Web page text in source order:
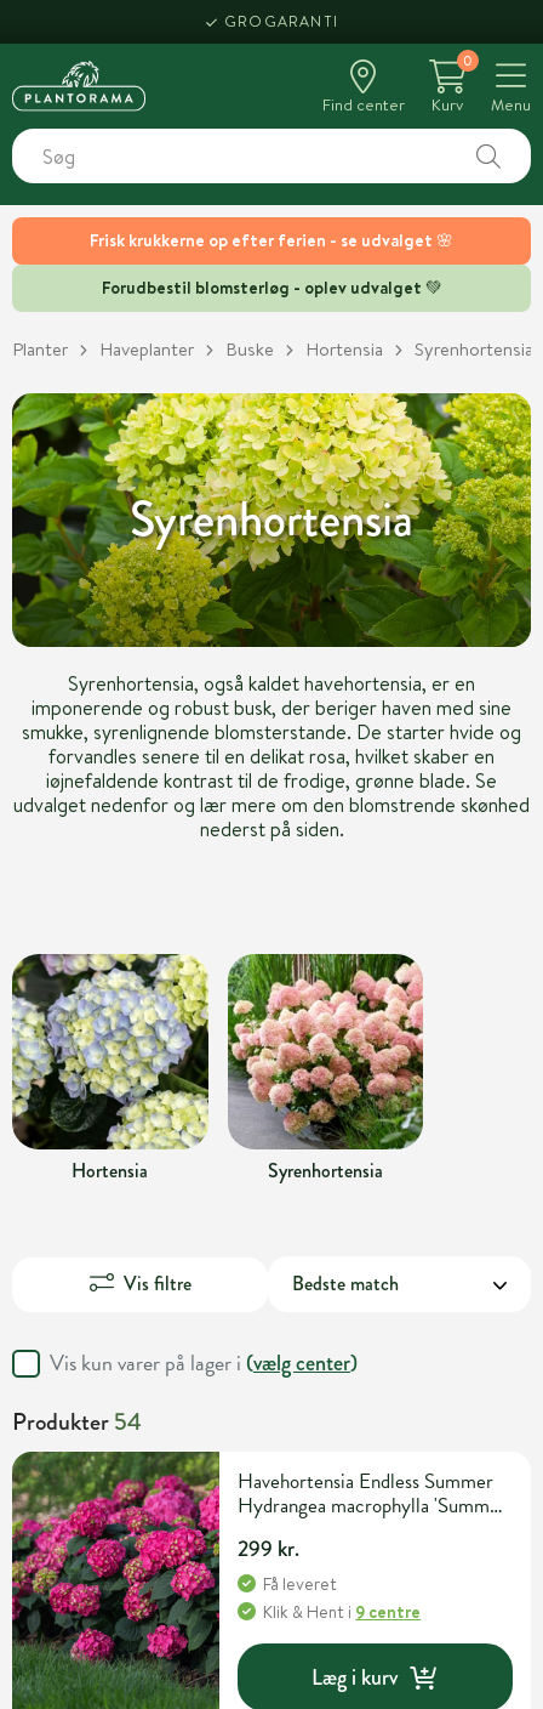
Frisk krukkerne op efter ferien - se udvalget 🌸
Forudbestil blomsterløg - oplev udvalget 💚
HENT SAMME DAG
Find center
0
Kurv
Menu
Planter Haveplanter Buske Hortensia Syrenhortensia
Syrenhortensia
Syrenhortensia, også kaldet havehortensia, er en
imponerende og robust busk, der beriger haven med sine
smukke, syrenlignende blomsterstande. De starter hvide og
forvandles senere til en delikat rosa, hvilket skaber en
iøjnefaldende kontrast til de frodige, grønne blade. Se
udvalget nedenfor og lær mere om den blomstrende skønhed
nederst på siden.
Hortensia Syrenhortensia
Vis filtre
Vis kun varer på lager i (vælg center)
Produkter54
Havehortensia Endless Summer
Hydrangea macrophylla 'Summer
299 kr.
Få leveret
Klik & Hent i 9 centre
Læg i kurv